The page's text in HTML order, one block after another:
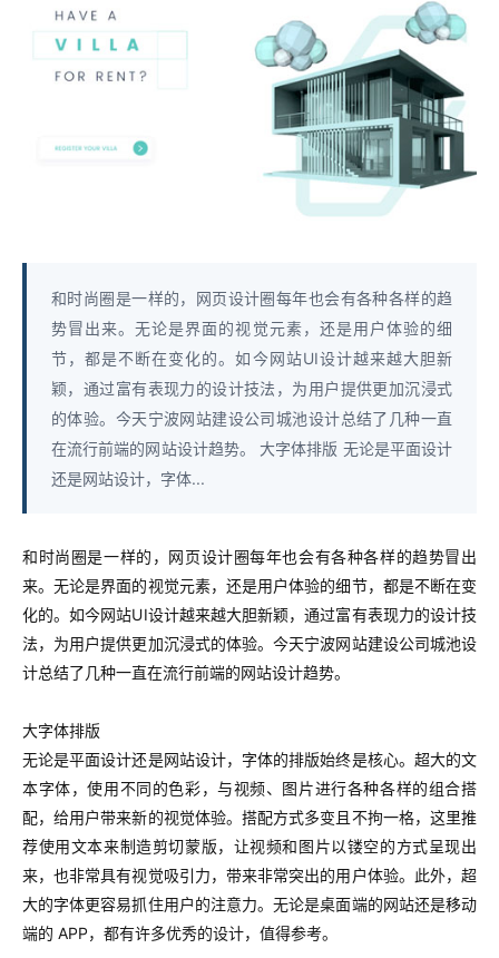
和时尚圈是一样的，网页设计圈每年也会有各种各样的趋
势冒出来。无论是界面的视觉元素，还是用户体验的细
节，都是不断在变化的。如今网站UI设计越来越大胆新
颖，通过富有表现力的设计技法，为用户提供更加沉浸式
的体验。今天宁波网站建设公司城池设计总结了几种一直
在流行前端的网站设计趋势。 大字体排版 无论是平面设计
还是网站设计，字体...
和时尚圈是一样的，网页设计圈每年也会有各种各样的趋势冒出
来。无论是界面的视觉元素，还是用户体验的细节，都是不断在变
化的。如今网站UI设计越来越大胆新颖，通过富有表现力的设计技
法，为用户提供更加沉浸式的体验。今天宁波网站建设公司城池设
计总结了几种一直在流行前端的网站设计趋势。
大字体排版
无论是平面设计还是网站设计，字体的排版始终是核心。超大的文
本字体，使用不同的色彩，与视频、图片进行各种各样的组合搭
配，给用户带来新的视觉体验。搭配方式多变且不拘一格，这里推
荐使用文本来制造剪切蒙版，让视频和图片以镂空的方式呈现出
来，也非常具有视觉吸引力，带来非常突出的用户体验。此外，超
大的字体更容易抓住用户的注意力。无论是桌面端的网站还是移动
端的 APP，都有许多优秀的设计，值得参考。